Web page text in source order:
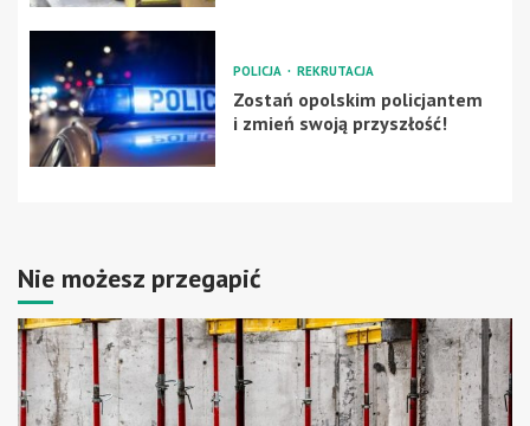
POLICJA REKRUTACJA
Zostań opolskim policjantem
i zmień swoją przyszłość!
Nie możesz przegapić